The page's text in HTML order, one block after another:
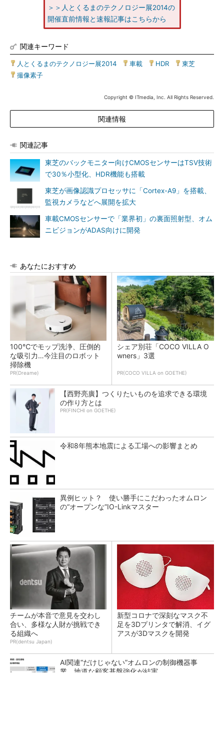
＞＞人とくるまのテクノロジー展2014の
開催直前情報と速報記事はこちらから
関連キーワード
人とくるまのテクノロジー展2014 車載 HDR 東芝
撮像素子
Copyright © ITmedia, Inc. All Rights Reserved.
関連情報
関連記事
東芝のバックモニター向けCMOSセンサーはTSV技術
で30％小型化、HDR機能も搭載
東芝が画像認識プロセッサに「Cortex-A9」を搭載、
監視カメラなどへ展開を拡大
車載CMOSセンサーで「業界初」の裏面照射型、オム
ニビジョンがADAS向けに開発
あなたにおすすめ
100℃でモップ洗浄、圧倒的
な吸引力…今注目のロボット
掃除機
PR(Dreame)
シェア別荘「COCO VILLA O
wners」3選
PR(COCO VILLA on GOETHE)
【西野亮廣】つくりたいものを追求できる環境
の作り方とは
PR(FINCHI on GOETHE)
令和8年熊本地震による工場への影響まとめ
異例ヒット？ 使い勝手にこだわったオムロン
の“オープンな”IO-Linkマスター
チームが本音で意見を交わし
合い、多様な人財が挑戦でき
る組織へ
PR(dentsu Japan)
新型コロナで深刻なマスク不
足を3Dプリンタで解消、イグ
アスが3Dマスクを開発
AI関連“だけじゃない”オムロンの制御機器事
業、地道な顧客基盤強化が結実